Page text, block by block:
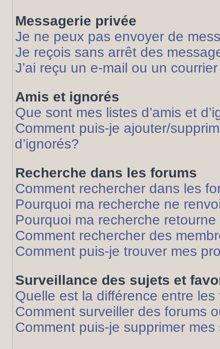
Messagerie privée
Je ne peux pas envoyer de
Je reçois sans arrêt des
J’ai reçu un e-mail ou un
Amis et ignorés
Que sont mes listes d’amis et
Comment puis-je ajouter/
d’ignorés?
Recherche dans les forums
Comment rechercher dans les
Pourquoi ma recherche ne
Pourquoi ma recherche
Comment rechercher des
Comment puis-je trouver mes
Surveillance des sujets et
Quelle est la différence entre
Comment surveiller des forums
Comment puis-je supprimer